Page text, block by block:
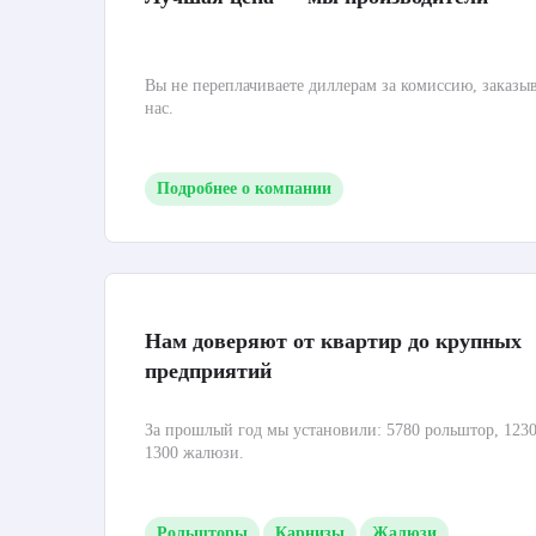
Вы не переплачиваете диллерам за комиссию,
нас.
Подробнее о компании
Нам доверяют от квартир до крупных
предприятий
За прошлый год мы установили: 5780 рольштор,
1300 жалюзи.